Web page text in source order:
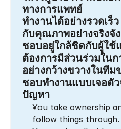
ทางการแพทย์
ทำงานได้อย่างรวดเ
กับคุณภาพอย่างจริงจัง
ชอบอยู่ใกล้ชิดกับผู้ใช้
ต้องการมีส่วนร่วมในก
อย่างกว้างขวางในทีม
ชอบทำงานแบบเจอตั
ปัญหา
You take ownership
follow things through.